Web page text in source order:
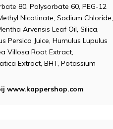
80, Polysorbate 60, PEG-12
Nicotinate, Sodium Chloride,
Arvensis Leaf Oil, Silica,
Persica Juice, Humulus Lupulus
Villosa Root Extract,
Extract, BHT, Potassium
www.kappershop.com